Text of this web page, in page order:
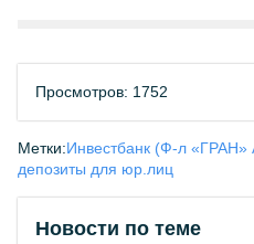
Просмотров: 1752
Метки:Инвестбанк (Ф-л «ГРАН»
депозиты для юр.лиц
Новости по теме